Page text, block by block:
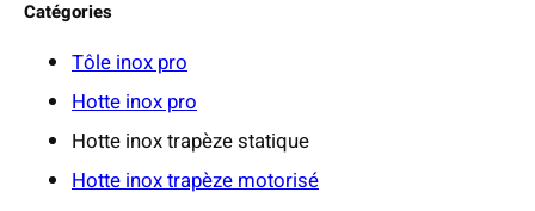
Catégories
Tôle inox pro
Hotte inox pro
Hotte inox trapèze statique
Hotte inox trapèze motorisé